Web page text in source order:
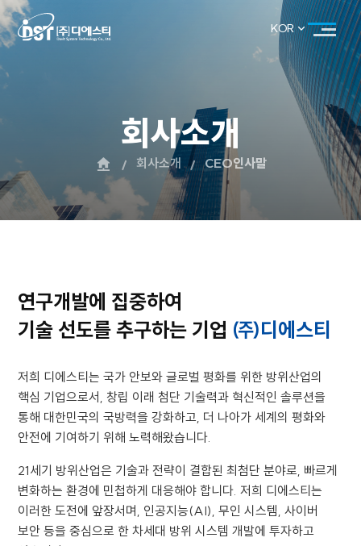
KOR
KOR
ENG
회사소개
회사소개
연구개발에 집중하여
기술 선도를 추구하는 기업 ㈜디에스티
저희 디에스티는 국가 안보와 글로벌 평화를 위한 방위산업의
핵심 기업으로서, 창립 이래 첨단 기술력과 혁신적인 솔루션을
통해 대한민국의 국방력을 강화하고, 더 나아가 세계의 평화와
안전에 기여하기 위해 노력해왔습니다.
21세기 방위산업은 기술과 전략이 결합된 최첨단 분야로, 빠르게
변화하는 환경에 민첩하게 대응해야 합니다. 저희 디에스티는
이러한 도전에 앞장서며, 인공지능(AI), 무인 시스템, 사이버
보안 등을 중심으로 한 차세대 방위 시스템 개발에 투자하고